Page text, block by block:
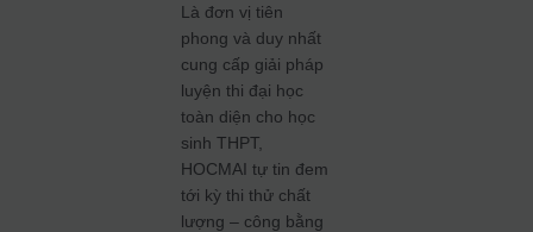
Là đơn vị tiên
phong và duy nhất
cung cấp giải pháp
luyện thi đại học
toàn diện cho học
sinh THPT,
HOCMAI tự tin đem
tới kỳ thi thử chất
lượng – công bằng